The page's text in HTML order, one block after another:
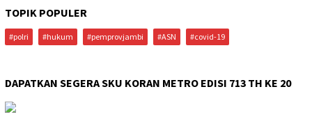
TOPIK POPULER
#polri #hukum #pemprovjambi #ASN #covid-19
DAPATKAN SEGERA SKU KORAN METRO EDISI 713 TH KE 20